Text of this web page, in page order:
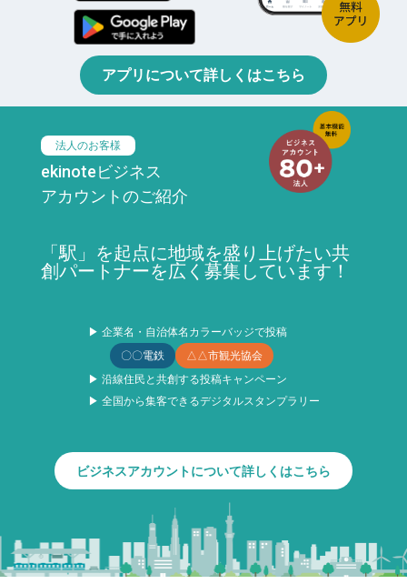
アプリについて詳しくはこちら
法人のお客様
ekinoteビジネス
アカウントのご紹介
「駅」を起点に地域を盛り上げたい共
創パートナーを広く募集しています！
▶ 企業名・自治体名カラーバッジで投稿
〇〇電鉄
△△市観光協会
▶ 沿線住民と共創する投稿キャンペーン
▶ 全国から集客できるデジタルスタンプラリー
ビジネスアカウントについて詳しくはこちら